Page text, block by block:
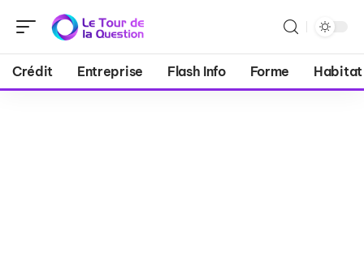
Crédit Entreprise Flash Info Forme Habitat